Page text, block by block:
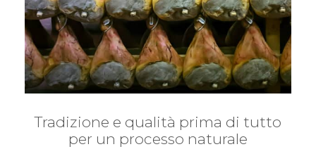
Tradizione e qualità prima di tutto
per un processo naturale